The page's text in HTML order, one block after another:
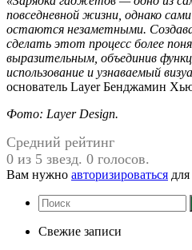
повседневной жизни, однако
остаются незаметными.
сделать этот процесс более
выразительным, объединив
использование и узнаваемый
основатель Layer Бенджамин
Фото: Layer Design.
Средний рейтинг
0 из 5 звезд. 0 голосов.
Вам нужно авторизироваться
Свежие записи